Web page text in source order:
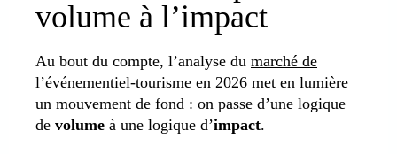
volume à l’impact
Au bout du compte, l’analyse du marché de
l’événementiel-tourisme en 2026 met en lumière
un mouvement de fond : on passe d’une logique
de volume à une logique d’impact.